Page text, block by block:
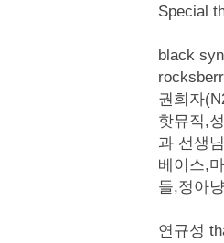
Special
black
권희자
핫뮤직,
과 선생
베이스,
들,정아
연규성